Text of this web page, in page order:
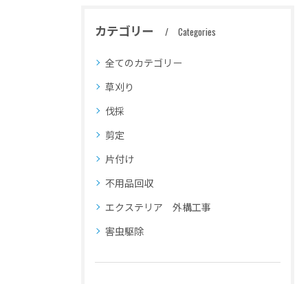
カテゴリー Categories
全てのカテゴリー
草刈り
伐採
剪定
片付け
不用品回収
エクステリア 外構工事
害虫駆除